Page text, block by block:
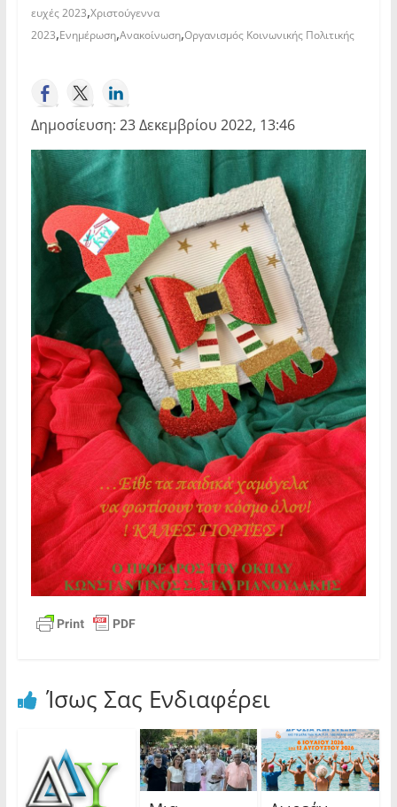
ευχές 2023,Χριστούγεννα
2023,Ενημέρωση,Ανακοίνωση,Οργανισμός Κοινωνικής Πολιτικής
Δημοσίευση: 23 Δεκεμβρίου 2022, 13:46
Ίσως Σας Ενδιαφέρει